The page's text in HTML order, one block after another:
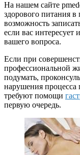
На нашем сайте
здорового питания в
возможность
если вас
вашего вопроса.
Если при
профессиональной
подумать,
нарушения процесса
требуют помощи
первую очередь.